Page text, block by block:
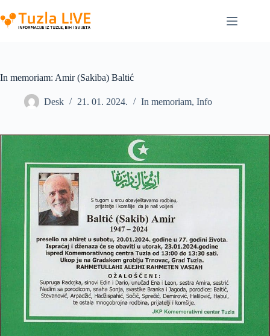
to
content
In memoriam: Amir (Sakiba) Baltić
Desk 21. 01. 2024. In memoriam, Info